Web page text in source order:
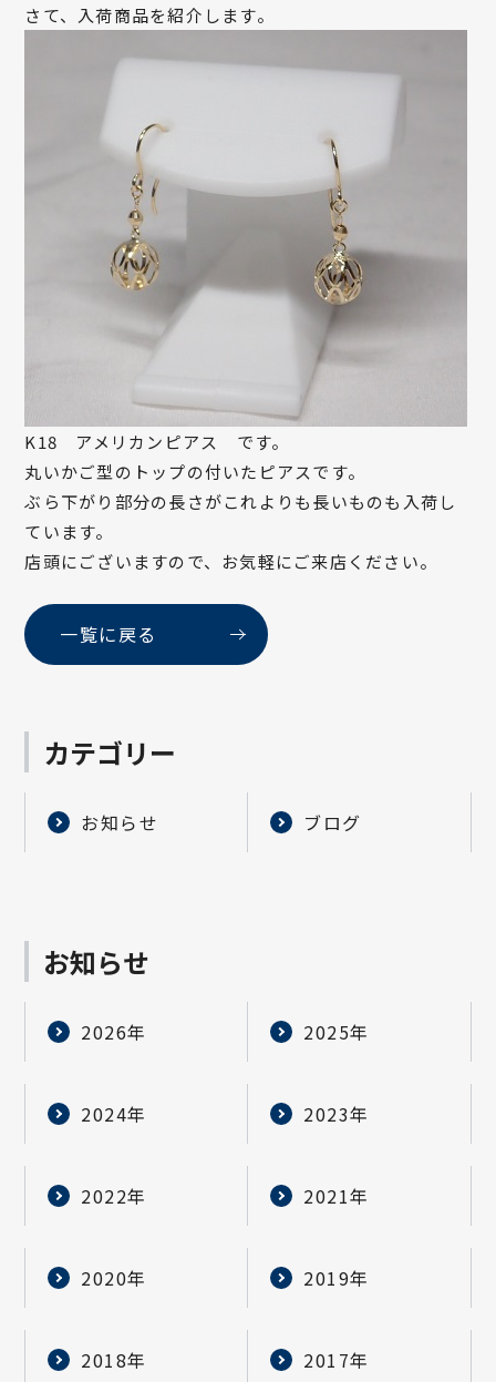
さて、入荷商品を紹介します。
K18 アメリカンピアス です。
丸いかご型のトップの付いたピアスです。
ぶら下がり部分の長さがこれよりも長いものも入荷し
ています。
店頭にございますので、お気軽にご来店ください。
一覧に戻る
カテゴリー
お知らせ ブログ
お知らせ
2026年 2025年
2024年 2023年
2022年 2021年
2020年 2019年
2018年 2017年